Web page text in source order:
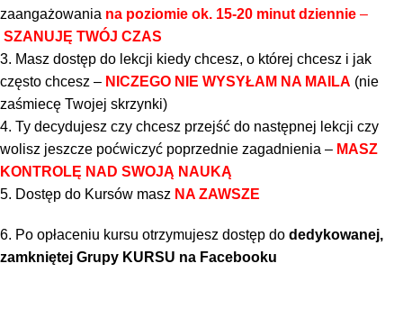
zaangażowania na poziomie ok. 15-20 minut dziennie –
SZANUJĘ TWÓJ CZAS
3. Masz dostęp do lekcji kiedy chcesz, o której chcesz i jak
często chcesz – NICZEGO NIE WYSYŁAM NA MAILA (nie
zaśmiecę Twojej skrzynki)
4. Ty decydujesz czy chcesz przejść do następnej lekcji czy
wolisz jeszcze poćwiczyć poprzednie zagadnienia – MASZ
KONTROLĘ NAD SWOJĄ NAUKĄ
5. Dostęp do Kursów masz NA ZAWSZE
6. Po opłaceniu kursu otrzymujesz dostęp do dedykowanej,
zamkniętej Grupy KURSU na Facebooku